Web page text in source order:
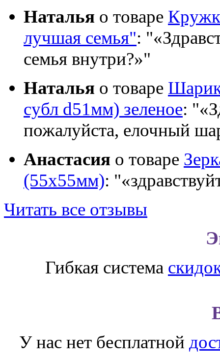
Наталья о товаре
лучшая семья":
семья внутри?»
Наталья о товаре
субл d51мм) зеленое:
пожалуйста, елочный
Анастасия о товаре
(55х55мм):
Читать все отзывы
Гибкая система
У нас нет бесплатной